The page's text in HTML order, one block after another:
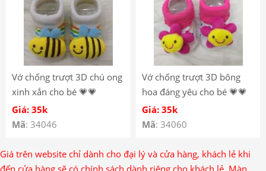
Vớ chống trượt 3D chú ong
xinh xắn cho bé 💗💗
Giá: 35k
Mã: 34046
Vớ chống trượt 3D bông
hoa đáng yêu cho bé 💗💗
Giá: 35k
Mã: 34060
Giá trên website chỉ dành cho đại lý và cửa hàng, khách lẻ khi
đến cửa hàng sẽ có chính sách dành riêng cho khách lẻ. Màn